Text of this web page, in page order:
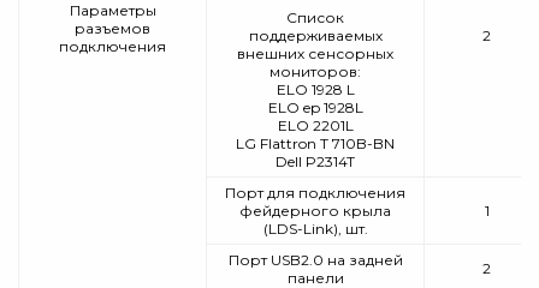
Параметры
разъемов
подключения
Список
поддерживаемых
внешних сенсорных
мониторов:
ELO 1928 L
ELO ep 1928L
ELO 2201L
LG Flattron T 710B-BN
Dell P2314T
2
Порт для подключения
фейдерного крыла
(LDS-Link), шт.
1
Порт USB2.0 на задней
панели
2